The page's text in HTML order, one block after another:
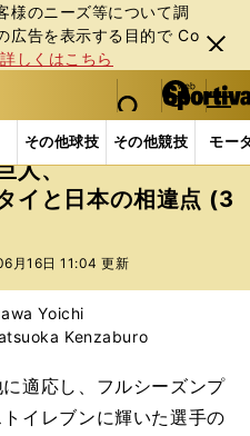
様のニーズ等について調
広告を表⽰する⽬的で Co
詳しくはこちら
閉じ
る
web Sportiva (webスポルティーバ)
検索
マイペ
ー
ジ
メニュ
その他球技 その他競技 モー
ーグ他 Jリーグ コンサ
人、
イと日本の相違点 (3
月16日 11:04 更新
Yoichi
Kenzaburo
適応し、フルシーズンプ
イレブンに輝いた選手の